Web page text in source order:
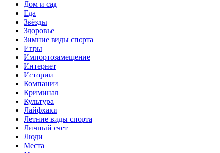
Дом и сад
Еда
Звёзды
Здоровье
Зимние виды спорта
Игры
Импортозамещение
Интернет
Истории
Компании
Криминал
Культура
Лайфхаки
Летние виды спорта
Личный счет
Люди
Места